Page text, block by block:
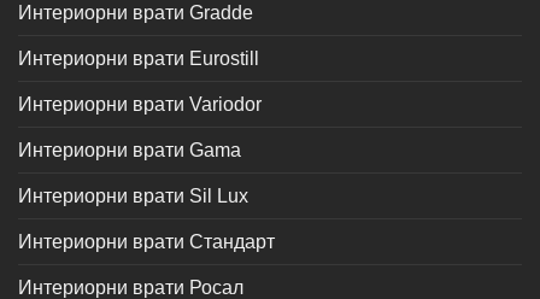
Интериорни врати Gradde
Интериорни врати Eurostill
Интериорни врати Variodor
Интериорни врати Gama
Интериорни врати Sil Lux
Интериорни врати Стандарт
Интериорни врати Росал